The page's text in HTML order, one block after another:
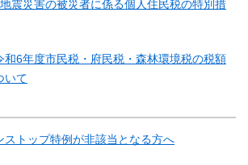
震災害の被災者に係る個人住民税の特別措
和6年度市民税・府民税・森林環境税の税額
いて
ストップ特例が非該当となる方へ